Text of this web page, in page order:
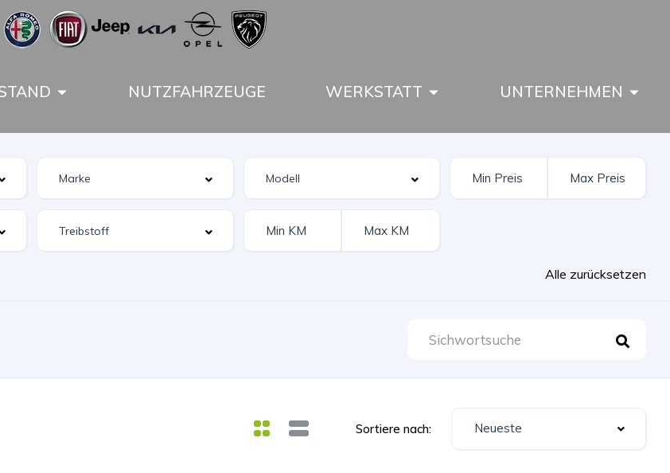
NUTZFAHRZEUGE WERKSTATT UNTERNEHMEN
Alle zurücksetzen
Sortiere nach: Neueste